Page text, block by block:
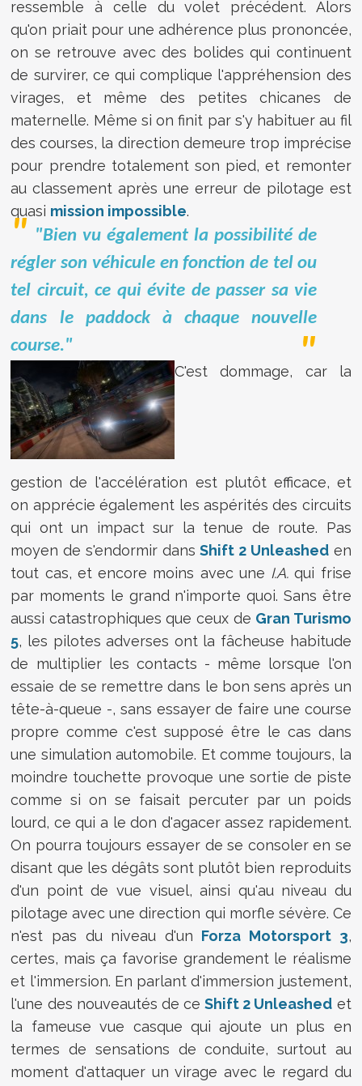
ressemble à celle du volet précédent. Alors
qu'on priait pour une adhérence plus prononcée,
on se retrouve avec des bolides qui continuent
de survirer, ce qui complique l'appréhension des
virages, et même des petites chicanes de
maternelle. Même si on finit par s'y habituer au fil
des courses, la direction demeure trop imprécise
pour prendre totalement son pied, et remonter
au classement après une erreur de pilotage est
quasi mission impossible.
"Bien vu également la possibilité de
régler son véhicule en fonction de tel ou
tel circuit, ce qui évite de passer sa vie
dans le paddock à chaque nouvelle
course."
C'est dommage, car la
gestion de l'accélération est plutôt efficace, et
on apprécie également les aspérités des circuits
qui ont un impact sur la tenue de route. Pas
moyen de s'endormir dansShift 2 Unleasheden
tout cas, et encore moins avec une I.A. qui frise
par moments le grand n'importe quoi. Sans être
aussi catastrophiques que ceux de Gran Turismo
5, les pilotes adverses ont la fâcheuse habitude
de multiplier les contacts - même lorsque l'on
essaie de se remettre dans le bon sens après un
tête-à-queue -, sans essayer de faire une course
propre comme c'est supposé être le cas dans
une simulation automobile. Et comme toujours, la
moindre touchette provoque une sortie de piste
comme si on se faisait percuter par un poids
lourd, ce qui a le don d'agacer assez rapidement.
On pourra toujours essayer de se consoler en se
disant que les dégâts sont plutôt bien reproduits
d'un point de vue visuel, ainsi qu'au niveau du
pilotage avec une direction qui morfle sévère. Ce
n'est pas du niveau d'un Forza Motorsport 3,
certes, mais ça favorise grandement le réalisme
et l'immersion. En parlant d'immersion justement,
l'une des nouveautés de ceShift 2 Unleashed et
la fameuse vue casque qui ajoute un plus en
termes de sensations de conduite, surtout au
moment d'attaquer un virage avec le regard du